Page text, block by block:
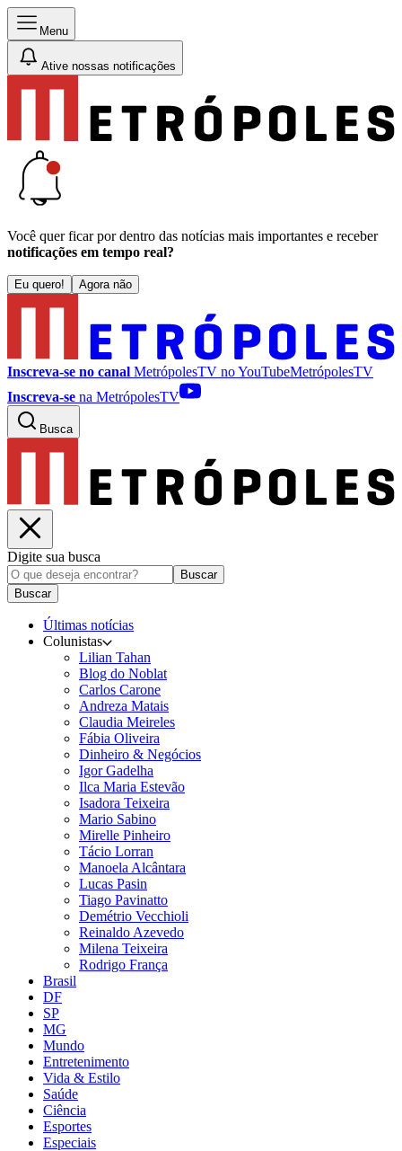
Menu
Ative nossas notificações
Você quer ficar por dentro das notícias mais importantes e receber
notificações em tempo real?
Eu quero! Agora não
Inscreva-se no canal MetrópolesTV noYouTubeMetrópolesTV
Inscreva-se na MetrópolesTV
Busca
Digite sua busca
Buscar
Buscar
Últimas notícias
Colunistas
Lilian Tahan
Blog do Noblat
Carlos Carone
Andreza Matais
Claudia Meireles
Fábia Oliveira
Dinheiro & Negócios
Igor Gadelha
Ilca Maria Estevão
Isadora Teixeira
Mario Sabino
Mirelle Pinheiro
Tácio Lorran
Manoela Alcântara
Lucas Pasin
Tiago Pavinatto
Demétrio Vecchioli
Reinaldo Azevedo
Milena Teixeira
Rodrigo França
Brasil
DF
SP
MG
Mundo
Entretenimento
Vida & Estilo
Saúde
Ciência
Esportes
Especiais